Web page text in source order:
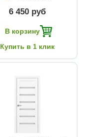
6 450 руб
В корзину
Купить в 1 клик